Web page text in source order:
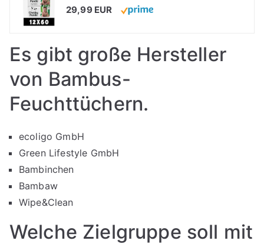
29,99 EUR
Es gibt große Hersteller
von Bambus-
Feuchttüchern.
ecoligo GmbH
Green Lifestyle GmbH
Bambinchen
Bambaw
Wipe&Clean
Welche Zielgruppe soll mit